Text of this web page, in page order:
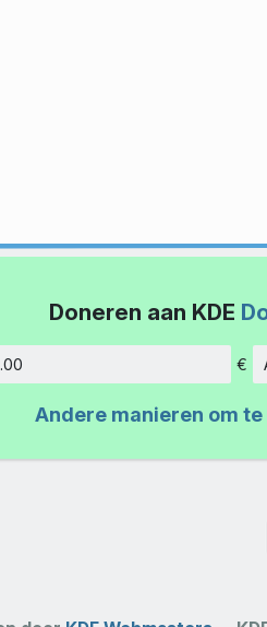
Doneren aan KDE
€
Andere manieren om